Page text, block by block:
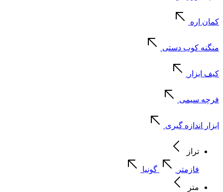
کمان اره
منگنه کوب دستی
کیف ابزار
فرچه سیمی
ابزار اندازه گیری
تراز
فازمتر گونیا
متر